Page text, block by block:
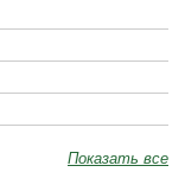
Показать все